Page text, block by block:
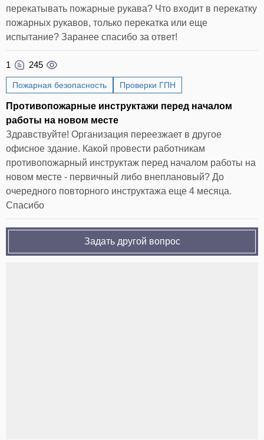
перекатывать пожарные рукава? Что входит в перекатку
пожарных рукавов, только перекатка или еще
испытание? Заранее спасибо за ответ!
1 245
Пожарная безопасность Проверки ГПН
Противопожарные инструктажи перед началом
работы на новом месте
Здравствуйте! Организация переезжает в другое
офисное здание. Какой провести работникам
противопожарный инструктаж перед началом работы на
новом месте - первичный либо внеплановый? До
очередного повторного инструктажа еще 4 месяца.
Спасибо
Задать другой вопрос